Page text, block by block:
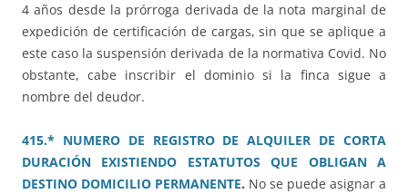
4 años desde la prórroga derivada de la nota marginal de
expedición de certificación de cargas, sin que se aplique a
este caso la suspensión derivada de la normativa Covid. No
obstante, cabe inscribir el dominio si la finca sigue a
nombre del deudor.
415.* NUMERO DE REGISTRO DE ALQUILER DE CORTA
DURACIÓN EXISTIENDO ESTATUTOS QUE OBLIGAN A
DESTINO DOMICILIO PERMANENTE. No se puede asignar a